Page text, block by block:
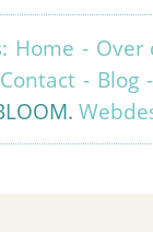
Home - Over
Contact - Blog